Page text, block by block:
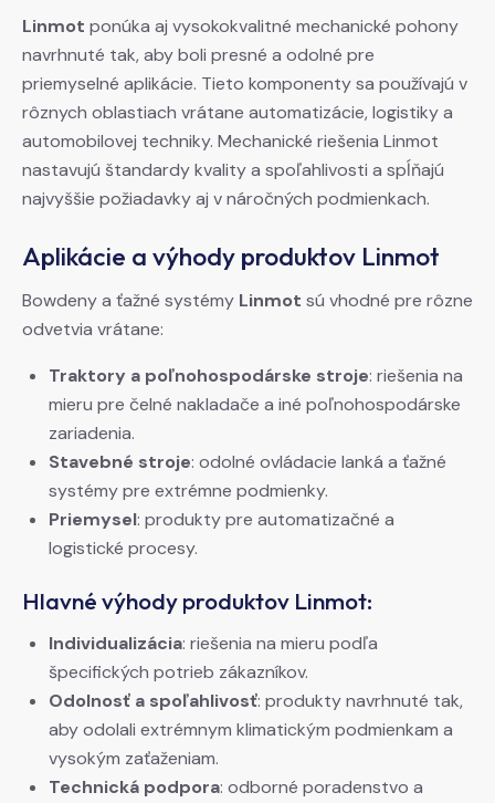
Linmot ponúka aj vysokokvalitné mechanické pohony
navrhnuté tak, aby boli presné a odolné pre
priemyselné aplikácie. Tieto komponenty sa používajú v
rôznych oblastiach vrátane automatizácie, logistiky a
automobilovej techniky. Mechanické riešenia Linmot
nastavujú štandardy kvality a spoľahlivosti a spĺňajú
najvyššie požiadavky aj v náročných podmienkach.
Aplikácie a výhody produktov Linmot
Bowdeny a ťažné systémy Linmot sú vhodné pre rôzne
odvetvia vrátane:
Traktory a poľnohospodárske stroje: riešenia na
mieru pre čelné nakladače a iné poľnohospodárske
zariadenia.
Stavebné stroje: odolné ovládacie lanká a ťažné
systémy pre extrémne podmienky.
Priemysel: produkty pre automatizačné a
logistické procesy.
Hlavné výhody produktov Linmot:
Individualizácia: riešenia na mieru podľa
špecifických potrieb zákazníkov.
Odolnosť a spoľahlivosť: produkty navrhnuté tak,
aby odolali extrémnym klimatickým podmienkam a
vysokým zaťaženiam.
Technická podpora: odborné poradenstvo a